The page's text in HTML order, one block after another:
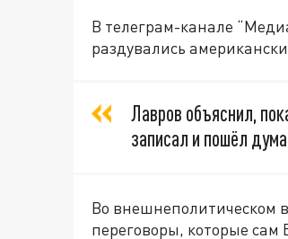
В телеграм-канале
раздувались
Лавров объяснил,
записал и пошёл
Во внешнеполитическом
переговоры, которые